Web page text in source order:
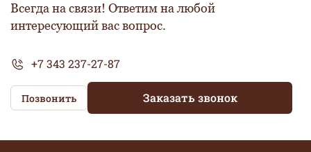
Всегда на связи! Ответим на любой
интересующий вас вопрос.
+7 343 237-27-87
Позвонить Заказать звонок